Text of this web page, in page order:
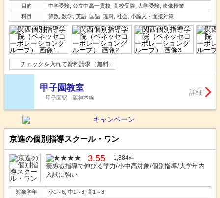
目的
中学受験, 公立中高一貫校, 高校受験, 大学受験, 映像授業
科目
算数, 数学, 英語, 国語, 理科, 社会, 小論文・面接対策
チェックを入れて資料請求（無料）
甲子園教室
甲子園駅 阪神本線
詳細
京進の個別指導スクール・ワン
3.55 1,884件
褒める指導で伸びる学力/小中高対象/個別指導/大学年内
入試に強い
対象学年
小1～6, 中1～3, 高1～3